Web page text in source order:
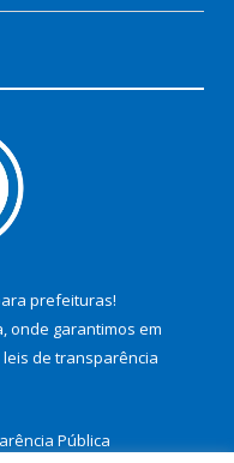
prefeituras!
onde garantimos em
leis de transparência
Pública